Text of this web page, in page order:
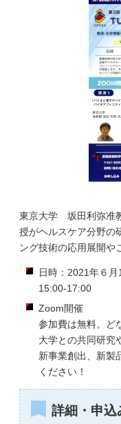
東京大学 坂田利弥准
授がヘルスケア分野の
ング技術の応用展開や
日時：2021年６月
15:00-17:00
Zoom開催
参加費は無料。ど
大学との共同研究
新事業創出、新製
ください！
詳細・申